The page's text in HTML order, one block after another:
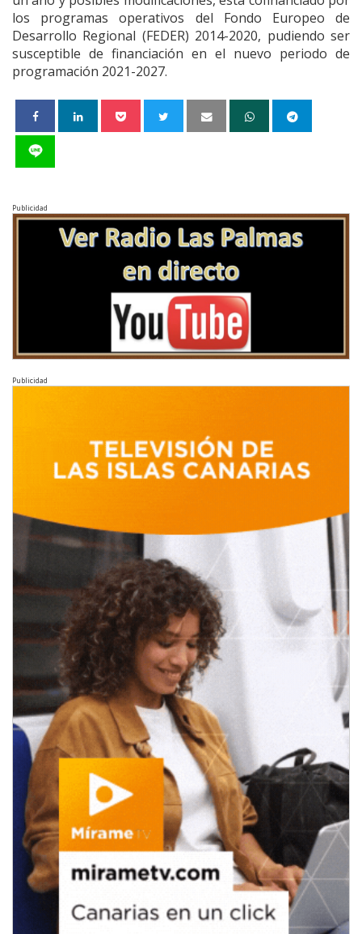
los programas operativos del Fondo Europeo de
Desarrollo Regional (FEDER) 2014-2020, pudiendo ser
susceptible de financiación en el nuevo periodo de
programación 2021-2027.
Publicidad
Publicidad